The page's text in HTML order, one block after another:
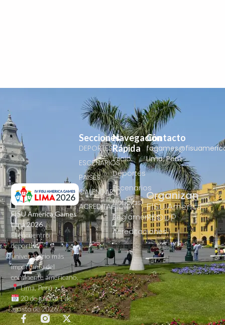
FISU America Games
Lima 2026
El encuentro
deportivo
universitario más
importante del
continente americano.
Lima, Perú
20 de julio al 1 de
agosto de 2026
Navegación
Rápida
Inicio
Deportes
Escenarios
Noticias
Reglamentos
Acreditaciones
Secciones
DEPORTES
ESCENARIOS
PAISES
CALENDARIO
ACREDITACIÓN
Contacto
Lima, Perú
Organizan
FISU America
FEDUP